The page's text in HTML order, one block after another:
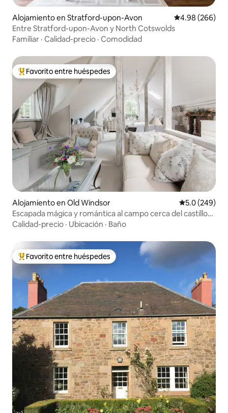
Alojamiento en Stratford-upon-Avon Calificación
4.98 (266)
Entre Stratford-upon-Avon y North Cotswolds
Familiar · Calidad-precio · Comodidad
Favorito entre huéspedes preferido
Favorito entre huéspedes
Alojamiento en Old Windsor Calificación
5.0 (249)
Escapada mágica y romántica al campo cerca del castillo
de Windsor
Calidad-precio · Ubicación · Baño
Favorito entre huéspedes preferido
Favorito entre huéspedes